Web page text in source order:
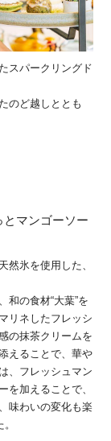
スパークリングド
のど越しととも
マンゴーソー
然氷を使用した、
和の食材“大葉”を
リネしたフレッシ
の抹茶クリームを
えることで、華や
、フレッシュマン
を加えることで、
味わいの変化も楽